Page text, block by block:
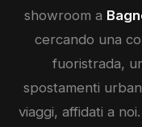
showroom a
cercando una
fuoristrada,
spostamenti
viaggi, affidati a